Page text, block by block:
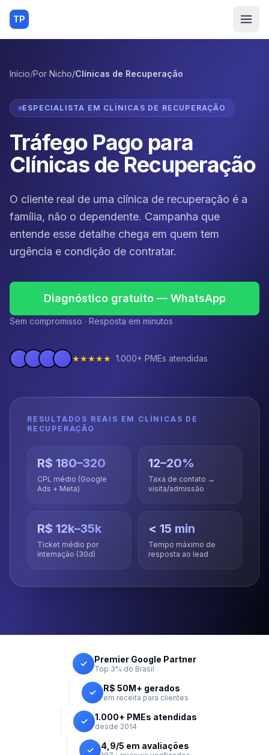
TP
Início/Por Nicho/Clínicas de Recuperação
ESPECIALISTA EM CLÍNICAS DE RECUPERAÇÃO
Tráfego Pago para
Clínicas de Recuperação
O cliente real de uma clínica de recuperação é a
família, não o dependente. Campanha que
entende esse detalhe chega em quem tem
urgência e condição de contratar.
Diagnóstico gratuito — WhatsApp
Sem compromisso · Resposta em minutos
★★★★★ 1.000+ PMEs atendidas
RESULTADOS REAIS EM CLÍNICAS DE
RECUPERAÇÃO
R$ 180–320
CPL médio (Google
Ads + Meta)
12–20%
Taxa de contato →
visita/admissão
R$ 12k–35k
Ticket médio por
internação (30d)
< 15 min
Tempo máximo de
resposta ao lead
✓ Premier Google Partner
Top 3% do Brasil
✓ R$ 50M+ gerados
em receita para clientes
✓ 1.000+ PMEs atendidas
desde 2014
✓ 4,9/5 em avaliações